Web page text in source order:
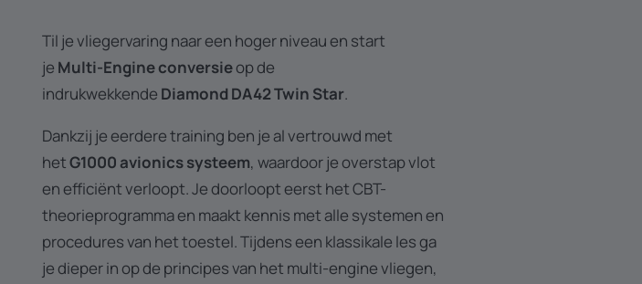
Til je vliegervaring naar een hoger niveau en start
je Multi-Engine conversieop de
indrukwekkende Diamond DA42 Twin Star.
Dankzij je eerdere training ben je al vertrouwd met
hetG1000 avionics systeem, waardoor je overstap vlot
en efficiënt verloopt. Je doorloopt eerst het CBT-
theorieprogramma en maakt kennis met alle systemen en
procedures van het toestel. Tijdens een klassikale les ga
je dieper in op de principes van het multi-engine vliegen,